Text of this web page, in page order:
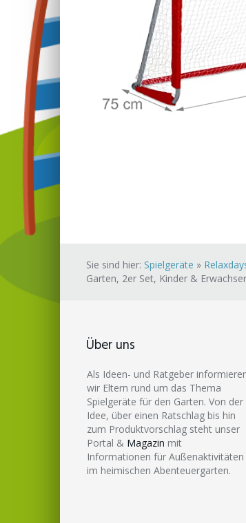
Sie sind hier: Spielgeräte »
Garten, 2er Set, Kinder &
Über uns
Als Ideen- und Ratgeber
wir Eltern rund um das Thema
Spielgeräte für den Garten. Von der
Idee, über einen Ratschlag bis hin
zum Produktvorschlag steht unser
Portal & Magazin mit
Informationen für Außenaktivitäten
im heimischen Abenteuergarten.